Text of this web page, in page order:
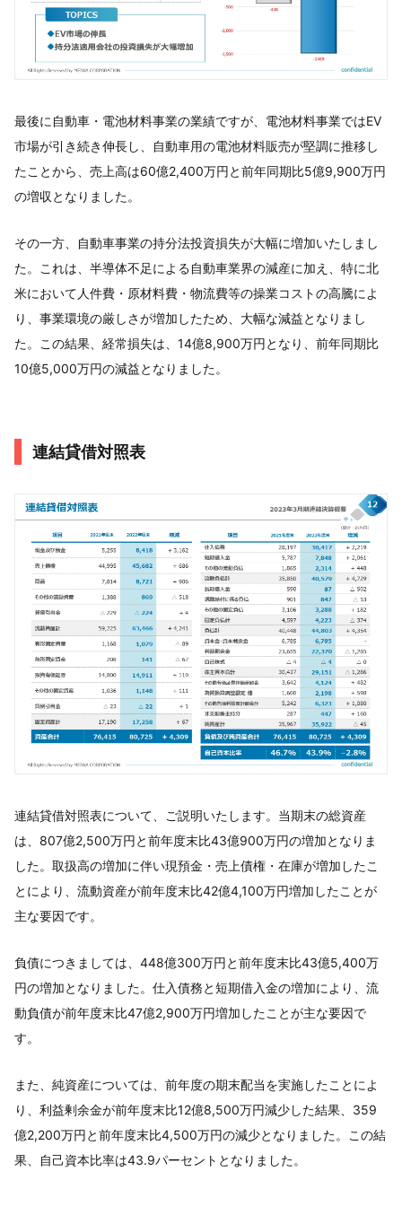
最後に自動車・電池材料事業の業績ですが、電池材料事業ではEV
市場が引き続き伸長し、自動車用の電池材料販売が堅調に推移し
たことから、売上高は60億2,400万円と前年同期比5億9,900万円
の増収となりました。
その一方、自動車事業の持分法投資損失が大幅に増加いたしまし
た。これは、半導体不足による自動車業界の減産に加え、特に北
米において人件費・原材料費・物流費等の操業コストの高騰によ
り、事業環境の厳しさが増加したため、大幅な減益となりまし
た。この結果、経常損失は、14億8,900万円となり、前年同期比
10億5,000万円の減益となりました。
連結貸借対照表
連結貸借対照表について、ご説明いたします。当期末の総資産
は、807億2,500万円と前年度末比43億900万円の増加となりま
した。取扱高の増加に伴い現預金・売上債権・在庫が増加したこ
とにより、流動資産が前年度末比42億4,100万円増加したことが
主な要因です。
負債につきましては、448億300万円と前年度末比43億5,400万
円の増加となりました。仕入債務と短期借入金の増加により、流
動負債が前年度末比47億2,900万円増加したことが主な要因で
す。
また、純資産については、前年度の期末配当を実施したことによ
り、利益剰余金が前年度末比12億8,500万円減少した結果、359
億2,200万円と前年度末比4,500万円の減少となりました。この結
果、自己資本比率は43.9パーセントとなりました。